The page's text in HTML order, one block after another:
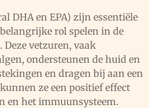
DHA en EPA) zijn essentiële
rol spelen in de
vetzuren, vaak
ondersteunen de huid en
en dragen bij aan een
ze een positief effect
en het immuunsysteem.